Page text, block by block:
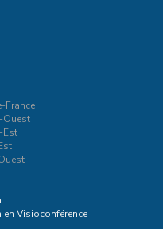
France
Ouest
Est
Visioconférence